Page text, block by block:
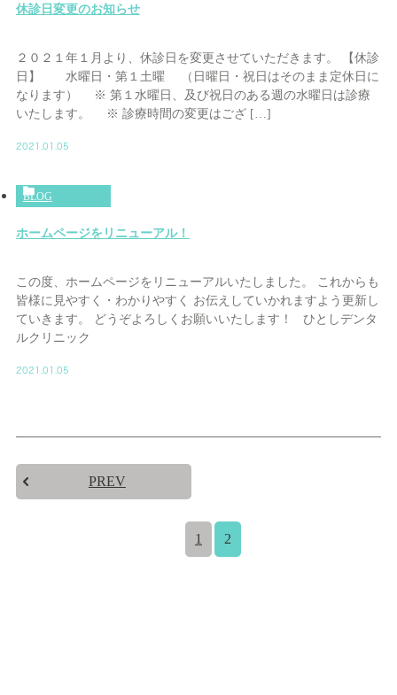
休診日変更のお知らせ
２０２１年１月より、休診日を変更させていただきます。 【休診
日】 水曜日・第１土曜 （日曜日・祝日はそのまま定休日に
なります） ※ 第１水曜日、及び祝日のある週の水曜日は診療
いたします。 ※ 診療時間の変更はござ […]
2021.01.05
BLOG
ホームページをリニューアル！
この度、ホームページをリニューアルいたしました。 これからも
皆様に見やすく・わかりやすく お伝えしていかれますよう更新し
ていきます。 どうぞよろしくお願いいたします！ ひとしデンタ
ルクリニック
2021.01.05
PREV
1 2